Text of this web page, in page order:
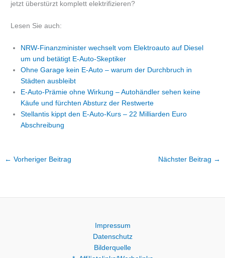
jetzt überstürzt komplett elektrifizieren?
Lesen Sie auch:
NRW-Finanzminister wechselt vom Elektroauto auf Diesel
um und betätigt E-Auto-Skeptiker
Ohne Garage kein E-Auto – warum der Durchbruch in
Städten ausbleibt
E-Auto-Prämie ohne Wirkung – Autohändler sehen keine
Käufe und fürchten Absturz der Restwerte
Stellantis kippt den E-Auto-Kurs – 22 Milliarden Euro
Abschreibung
← Vorheriger Beitrag Nächster Beitrag →
Impressum
Datenschutz
Bilderquelle